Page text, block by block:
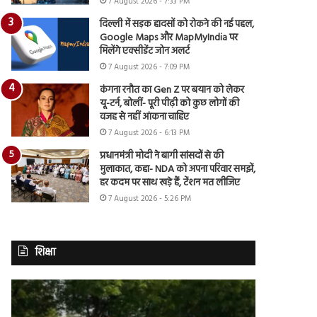
दिल्ली में सड़क हादसों को रोकने की नई पहल,
Google Maps और MapMyIndia पर
मिलेंगे एक्सीडेंट जोन अलर्ट
7 August 2026 - 7:09 PM
कंगना रनौत का Gen Z पर बयान को लेकर
यू-टर्न, बोलीं- पूरी पीढ़ी को कुछ लोगों की
वजह से नहीं आंकना चाहिए
7 August 2026 - 6:13 PM
प्रधानमंत्री मोदी ने बागी सांसदों से की
मुलाकात, कहा- NDA को अपना परिवार समझें,
हर कदम पर साथ खड़े हैं, टेंशन मत लीजिए
7 August 2026 - 5:26 PM
शिक्षा